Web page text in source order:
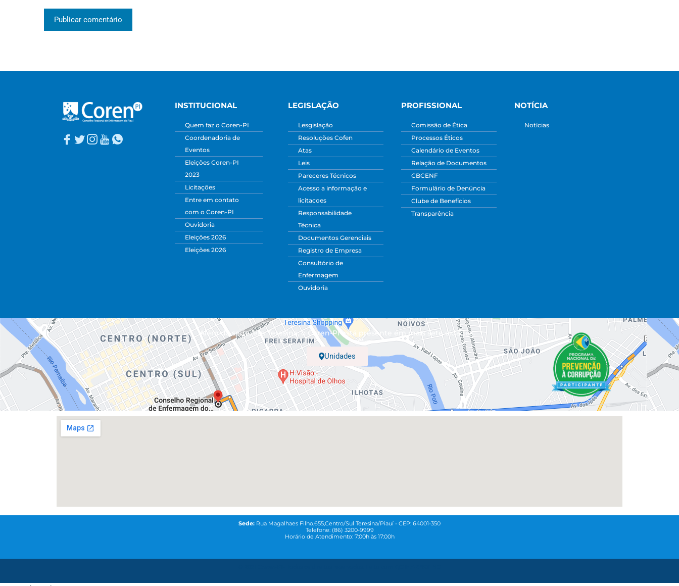
INSTITUCIONAL
Quem faz o Coren-PI
Coordenadoria de
Eventos
Eleições Coren-PI
2023
Licitações
Entre em contato
com o Coren-PI
Ouvidoria
Eleições 2026
Eleições 2026
LEGISLAÇÃO
Lesgislação
Resoluções Cofen
Atas
Leis
Pareceres Técnicos
Acesso a informação e
licitacoes
Responsabilidade
Técnica
Documentos Gerenciais
Registro de Empresa
Consultório de
Enfermagem
Ouvidoria
PROFISSIONAL
Comissão de Ética
Processos Éticos
Calendário de Eventos
Relação de Documentos
CBCENF
Formulário de Denúncia
Clube de Benefícios
Transparência
NOTÍCIA
Notícias
Além da sede, em Teresina, o Coren-PI está presente em mais sete cidades.
Unidades
Sede: Rua Magalhaes Filho,655,Centro/Sul Teresina/Piauí - CEP: 64001-350
Telefone: (86) 3200-9999
Horário de Atendimento: 7:00h às 17:00h